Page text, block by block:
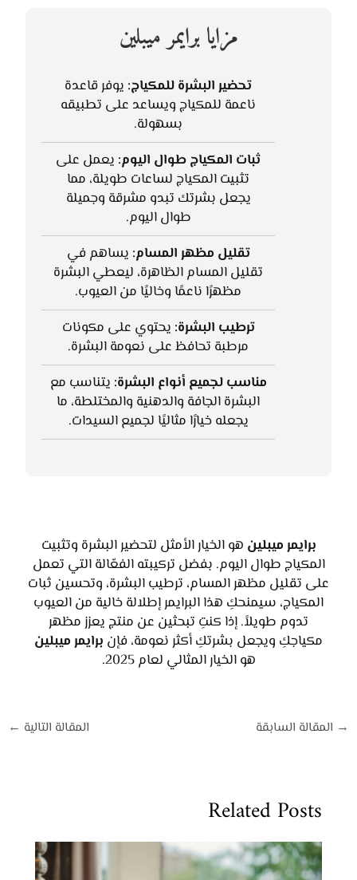
مزايا برايمر ميبلين
تحضير البشرة للمكياج: يوفر قاعدة
ناعمة للمكياج ويساعد على تطبيقه
بسهولة.
ثبات المكياج طوال اليوم: يعمل على
تثبيت المكياج لساعات طويلة، مما
يجعل بشرتك تبدو مشرقة وجميلة
طوال اليوم.
تقليل مظهر المسام: يساهم في
تقليل المسام الظاهرة، ليعطي البشرة
مظهرًا ناعمًا وخاليًا من العيوب.
ترطيب البشرة: يحتوي على مكونات
مرطبة تحافظ على نعومة البشرة.
مناسب لجميع أنواع البشرة: يتناسب مع
البشرة الجافة والدهنية والمختلطة، ما
يجعله خيارًا مثاليًا لجميع السيدات.
برايمر ميبلين هو الخيار الأمثل لتحضير البشرة وتثبيت
المكياج طوال اليوم. بفضل تركيبته الفعّالة التي تعمل
على تقليل مظهر المسام، ترطيب البشرة، وتحسين ثبات
المكياج، سيمنحكِ هذا البرايمر إطلالة خالية من العيوب
تدوم طويلاً. إذا كنتِ تبحثين عن منتج يعزز مظهر
مكياجكِ ويجعل بشرتكِ أكثر نعومة، فإن برايمر ميبلين
هو الخيار المثالي لعام 2025.
→ المقالة السابقة المقالة التالية ←
Related Posts